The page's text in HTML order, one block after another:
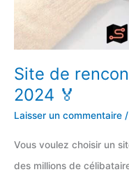
Site de
2024 🏅
Laisser un commentaire /
Vous voulez choisir un
des millions de